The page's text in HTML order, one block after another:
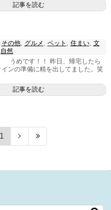
記事を読む
その他, グルメ ペット 住まい, 文
自然
うめです！！ 昨日、帰宅したら
ンの準備に精を出してました。笑
記事を読む
1